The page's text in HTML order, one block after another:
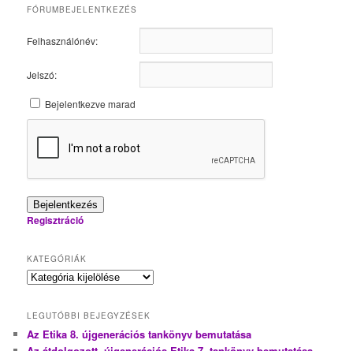
FÓRUMBEJELENTKEZÉS
Felhasználónév:
Jelszó:
Bejelentkezve marad
Bejelentkezés
Regisztráció
KATEGÓRIÁK
Kategóriák
LEGUTÓBBI BEJEGYZÉSEK
Az Etika 8. újgenerációs tankönyv bemutatása